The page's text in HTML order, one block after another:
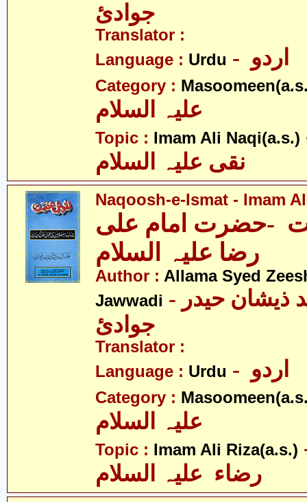
جوادئ
Translator :
Language : Urdu
Category :
Topic : Imam Ali Naqi(a.s.)
نقی علیہ السلام
Naqoosh-e-Ismat - Imam
-حضرت امام علی
رضا علیہ السلام
Author : Allama Syed
Jawwadi - علامہ سیّد ذیشان حیدر
جوادئ
Translator :
Language : Urdu
Category :
Topic : Imam Ali Riza(a.s.)
رضاء علیہ السلام